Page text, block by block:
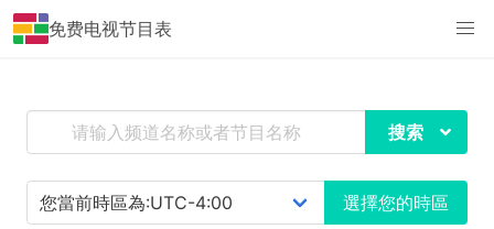
免费电视节目表
搜索
選擇您的時區